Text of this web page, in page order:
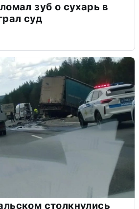
зуб о сухарь в
суд
столкнулись